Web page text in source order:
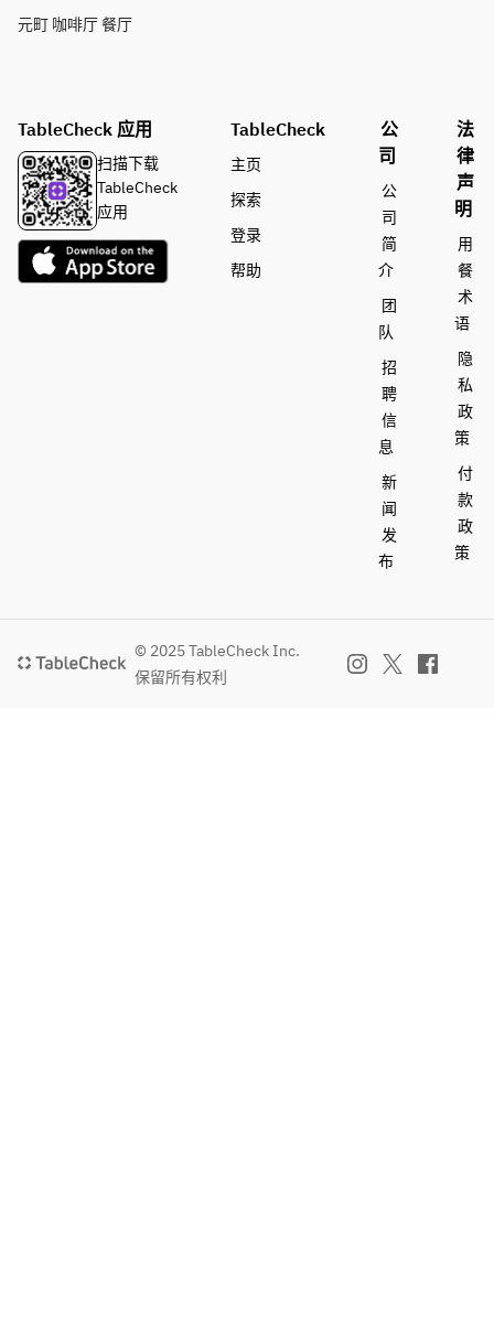
元町 咖啡厅 餐厅
TableCheck 应用
扫描下载
TableCheck
应用
TableCheck
主页
探索
登录
帮助
公
司
公
司
简
介
团
队
招
聘
信
息
新
闻
发
布
法
律
声
明
用
餐
术
语
隐
私
政
策
付
款
政
策
© 2025 TableCheck Inc.
保留所有权利